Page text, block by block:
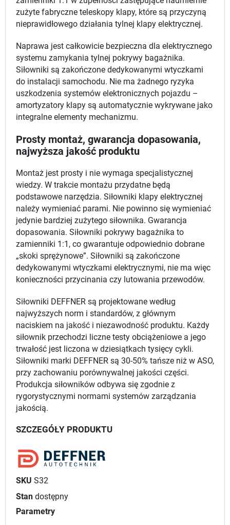
zużyte fabryczne teleskopy klapy, które są przyczyną
nieprawidłowego działania tylnej klapy elektrycznej.
Naprawa jest całkowicie bezpieczna dla elektrycznego
systemu zamykania tylnej pokrywy bagażnika.
Siłowniki są zakończone dedykowanymi wtyczkami
do instalacji samochodu. Nie ma żadnego ryzyka
uszkodzenia systemów elektronicznych pojazdu –
amortyzatory klapy są automatycznie wykrywane jako
integralne elementy mechanizmu.
Prosty montaż, gwarancja dopasowania,
najwyższa jakość produktu
Montaż jest prosty i nie wymaga specjalistycznej
wiedzy. W trakcie montażu przydatne będą
podstawowe narzędzia. Siłowniki klapy elektrycznej
należy wymieniać parami. Nie powinno się wymieniać
jedynie bardziej zużytego siłownika. Gwarancja
dopasowania. Siłowniki pokrywy bagażnika to
zamienniki 1:1, co gwarantuje odpowiednio dobrane
„skoki sprężynowe”. Siłowniki są zakończone
dedykowanymi wtyczkami elektrycznymi, nie ma więc
konieczności przycinania czy lutowania przewodów.
Siłowniki DEFFNER są projektowane według
najwyższych norm i standardów, z głównym
naciskiem na jakość i niezawodność produktu. Każdy
siłownik przechodzi liczne testy obciążeniowe a jego
trwałość jest liczona w dziesiątkach tysięcy cykli.
Siłowniki marki DEFFNER są 30-50% tańsze niż w ASO,
przy zachowaniu porównywalnej jakości części.
Produkcja siłowników odbywa się zgodnie z
rygorystycznymi normami systemów zarządzania
jakością.
SZCZEGÓŁY PRODUKTU
SKU S32
Stan dostępny
Parametry